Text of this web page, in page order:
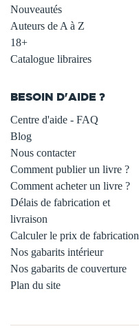
Nouveautés
Auteurs de A à Z
18+
Catalogue libraires
BESOIN D'AIDE ?
Centre d'aide - FAQ
Blog
Nous contacter
Comment publier un livre ?
Comment acheter un livre ?
Délais de fabrication et
livraison
Calculer le prix de fabrication
Nos gabarits intérieur
Nos gabarits de couverture
Plan du site